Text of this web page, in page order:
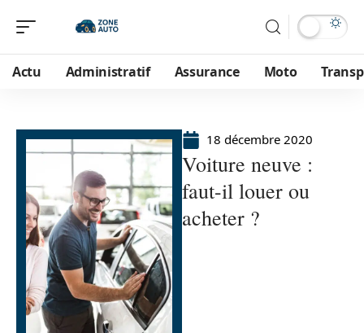
Actu Administratif Assurance Moto
18 décembre 2020
Voiture neuve :
faut-il louer ou
acheter ?